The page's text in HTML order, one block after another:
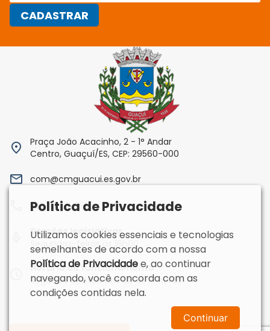
Praça João Acacinho, 2 - 1° Andar
Centro, Guaçuí/ES, CEP: 29560-000
com@cmguacui.es.gov.br
(28) 3553-1540
Sessões legislativas
Segundas-feiras às 18h00
Horário de funcionamento
Segunda a sexta, das 08 às 17 horas
Política de Privacidade
Utilizamos cookies essenciais e tecnologias
semelhantes de acordo com a nossa
Política de Privacidadee, ao continuar
navegando, você concorda com as
condições contidas nela.
Continuar